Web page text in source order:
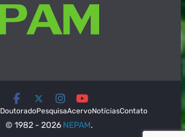
DoutoradoPesquisaAcervoNotíciasContato
© 1982 - 2026 NEPAM.